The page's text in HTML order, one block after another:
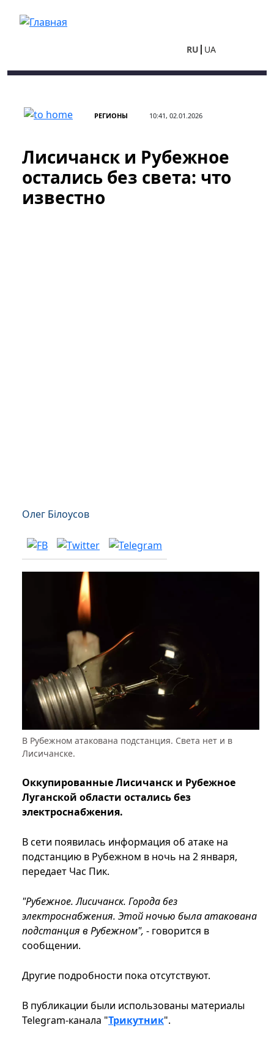
RU UA
РЕГИОНЫ 10:41, 02.01.2026
Лисичанск и Рубежное
остались без света: что
известно
Олег Білоусов
В Рубежном атакована подстанция. Света нет и в
Лисичанске.
Оккупированные Лисичанск и Рубежное
Луганской области остались без
электроснабжения.
В сети появилась информация об атаке на
подстанцию в Рубежном в ночь на 2 января,
передает Час Пик.
"Рубежное. Лисичанск. Города без
электроснабжения. Этой ночью была атакована
подстанция в Рубежном", - говорится в
сообщении.
Другие подробности пока отсутствуют.
В публикации были использованы материалы
Telegram-канала "Трикутник".